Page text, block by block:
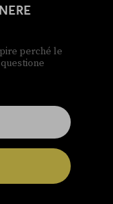
perché le